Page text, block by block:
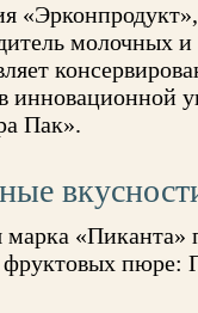
молочных
инновационной
Пак».
марка «Пиканта»
фруктовых пюре: